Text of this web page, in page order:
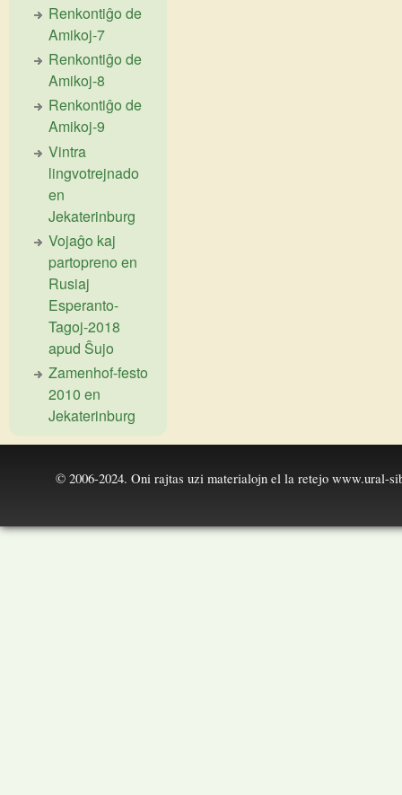
Renkontiĝo de
Amikoj-7
Renkontiĝo de
Amikoj-8
Renkontiĝo de
Amikoj-9
Vintra
lingvotrejnado
en
Jekaterinburg
Vojaĝo kaj
partopreno en
Rusiaj
Esperanto-
Tagoj-2018
apud Ŝujo
Zamenhof-festo
2010 en
Jekaterinburg
© 2006-2024. Oni rajtas uzi materialojn el la retejo www.ural-